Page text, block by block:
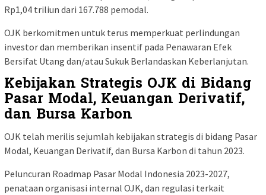
Rp1,04 triliun dari 167.788 pemodal.
OJK berkomitmen untuk terus memperkuat perlindungan
investor dan memberikan insentif pada Penawaran Efek
Bersifat Utang dan/atau Sukuk Berlandaskan Keberlanjutan.
Kebijakan Strategis OJK di Bidang
Pasar Modal, Keuangan Derivatif,
dan Bursa Karbon
OJK telah merilis sejumlah kebijakan strategis di bidang Pasar
Modal, Keuangan Derivatif, dan Bursa Karbon di tahun 2023.
Peluncuran Roadmap Pasar Modal Indonesia 2023-2027,
penataan organisasi internal OJK, dan regulasi terkait